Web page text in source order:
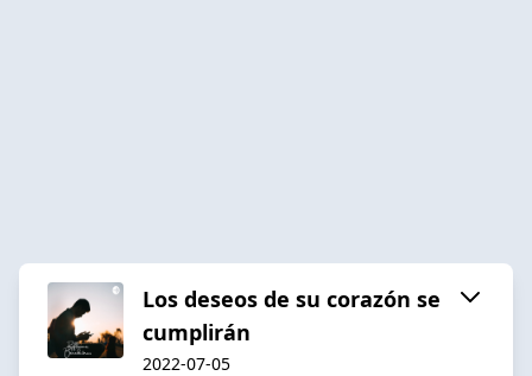
Los deseos de su corazón se
cumplirán
2022-07-05